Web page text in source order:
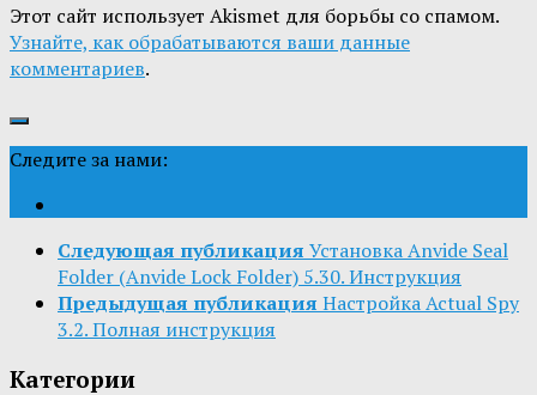
Этот сайт использует Akismet для борьбы со спамом.
Узнайте, как обрабатываются ваши данные
комментариев.
Следите за нами:
Следующая публикация Установка Anvide Seal
Folder (Anvide Lock Folder) 5.30. Инструкция
Предыдущая публикация Настройка Actual Spy
3.2. Полная инструкция
Категории